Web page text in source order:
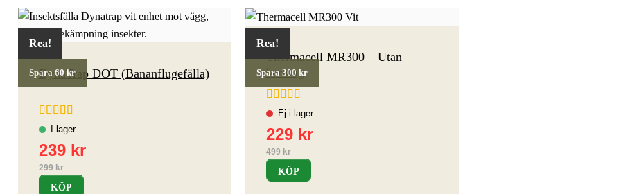
Rea!
Spara 60 kr
DynaTrap DOT (Bananflugefälla)
Betygsatt
av 5
KÖP
Rea!
Spara 300 kr
Thermacell MR300 – Utan
kartong
Betygsatt5
av 5
KÖP